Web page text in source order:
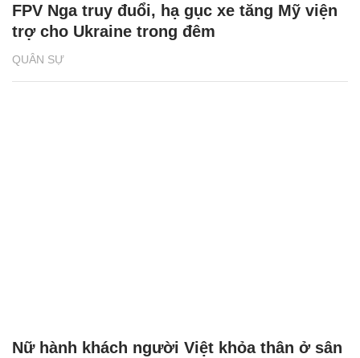
QUÂN SỰ
FPV Nga truy đuổi, hạ gục xe tăng Mỹ viện
trợ cho Ukraine trong đêm
Nữ hành khách người Việt khỏa thân ở sân